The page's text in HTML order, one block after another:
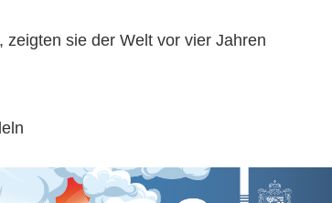
sie der Welt vor vier Jahren